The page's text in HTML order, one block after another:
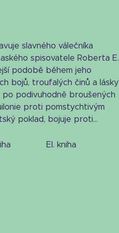
slavného válečníka
spisovatele Roberta E.
podobě během jeho
bojů, troufalých činů a lásky
podivuhodně broušených
proti pomstychtivým
poklad, bojuje proti...
el. kniha